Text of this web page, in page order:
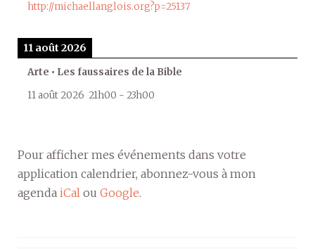
http://michaellanglois.org?p=25137
11 août 2026
Arte • Les faussaires de la Bible
11 août 2026 21h00 - 23h00
Pour afficher mes événements dans votre
application calendrier, abonnez-vous à mon
agenda iCal ou Google.